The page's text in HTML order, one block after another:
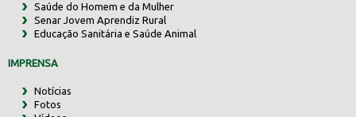
Saúde do Homem e da Mulher
Senar Jovem Aprendiz Rural
Educação Sanitária e Saúde Animal
IMPRENSA
Notícias
Fotos